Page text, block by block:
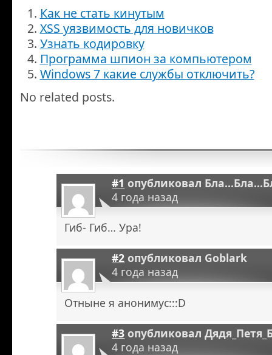
Как не стать кинутым
XSS уязвимость для новичков
Узнать кодировку
Программа шпион за компьютером
Windows 7 какие службы отключить?
No related posts.
#1 опубликовал
4 года назад
Гиб- Гиб… Ура!
#2 опубликовал Goblark
4 года назад
Отныне я анонимус:::D
#3 опубликовал
4 года назад